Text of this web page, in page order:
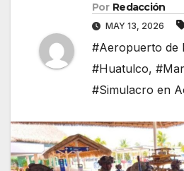
Por Redacción
MAY 13, 2026
#Aeropuerto de
#Huatulco,
#Simulacro en